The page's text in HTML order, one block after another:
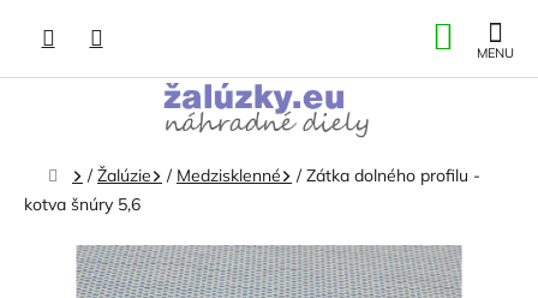
obsah
KOŠÍK
Domov
/ Žalúzie / Medzisklenné / Zátka dolného profilu -
kotva šnúry 5,6